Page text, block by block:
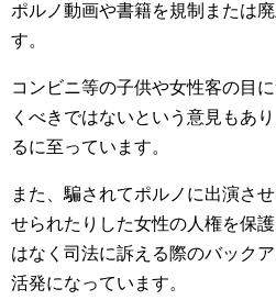
ポルノ動画や書籍を規制または
す。
コンビニ等の子供や女性客の目
くべきではないという意見もあ
るに至っています。
また、騙されてポルノに出演さ
せられたりした女性の人権を保
はなく司法に訴える際のバック
活発になっています。